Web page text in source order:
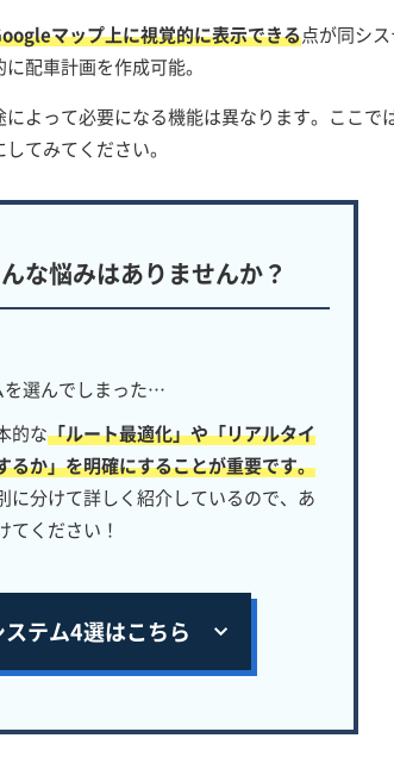
マップ上に視覚的に表示できる点が同シ
配車計画を作成可能。
よって必要になる機能は異なります。ここで
てみてください。
な悩みはありませんか？
を選んでしまった…
的な「ルート最適化」や「リアルタイ
るか」を明確にすることが重要です。
に分けて詳しく紹介しているので、あ
てください！
テム4選はこちら